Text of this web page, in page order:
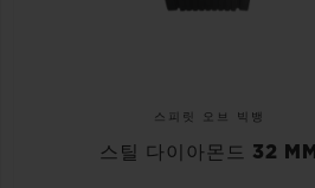
스피릿 오브 빅뱅
스틸 다이아몬드 32 MM